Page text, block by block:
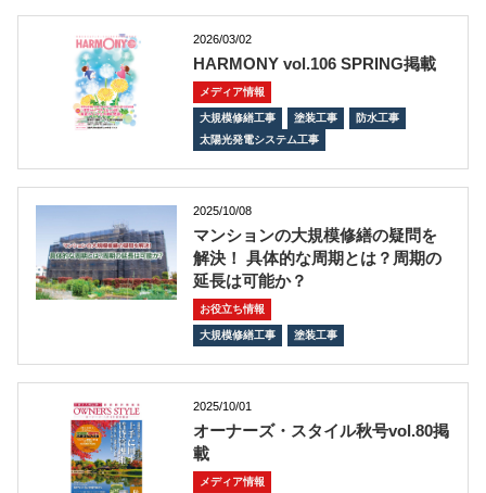
2026/03/02
HARMONY vol.106 SPRING掲載
メディア情報
大規模修繕工事 塗装工事
防水工事
太陽光発電システム工事
2025/10/08
マンションの大規模修繕の疑問を
解決！ 具体的な周期とは？周期の
延長は可能か？
お役立ち情報
大規模修繕工事 塗装工事
2025/10/01
オーナーズ・スタイル秋号vol.80掲
載
メディア情報